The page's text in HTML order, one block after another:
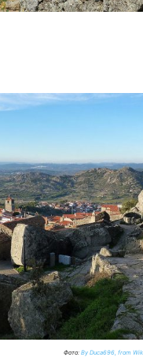
Фото: By Duca696, from